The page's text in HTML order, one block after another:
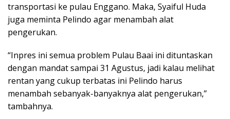
transportasi ke pulau Enggano. Maka, Syaiful Huda
juga meminta Pelindo agar menambah alat
pengerukan.
“Inpres ini semua problem Pulau Baai ini dituntaskan
dengan mandat sampai 31 Agustus, jadi kalau melihat
rentan yang cukup terbatas ini Pelindo harus
menambah sebanyak-banyaknya alat pengerukan,”
tambahnya.